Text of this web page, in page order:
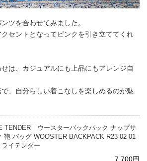
ツを合わせてみました。
セントとなってピンクを引き立ててくれ
は、カジュアルにも上品にもアレンジ自
、自分らしい着こなしを楽しめるのが魅
TENDER｜ウースターバックパック ナップサ
鞄 バッグ WOOSTER BACKPACK R23-02-01-
ライテンダー
7,700円